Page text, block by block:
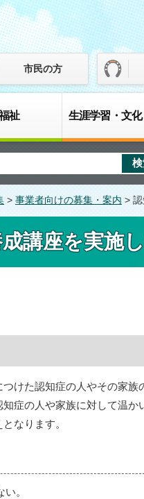
市民の方
祉 生涯学習・文
> 事業者向けの募集・案内 >
講座を実施
けた認知症の人やその家族
症の人や家族に対して温
なります。
。